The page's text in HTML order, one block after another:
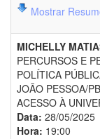
Mostrar
MICHELLY
PERCURSOS E
POLÍTICA
JOÃO PESSOA/
ACESSO À
Data: 28/05/2025
Hora: 19:00